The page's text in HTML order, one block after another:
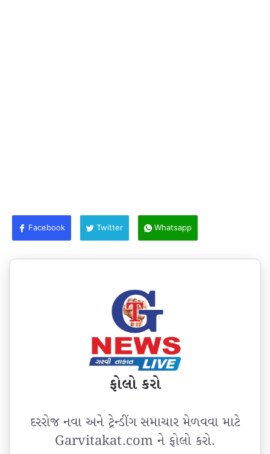
Facebook Twitter Whatsapp
ફોલો કરો
દરરોજ નવા અને ટ્રેન્ડીંગ સમાચાર મેળવવા માટે
Garvitakat.com ને ફોલો કરો.